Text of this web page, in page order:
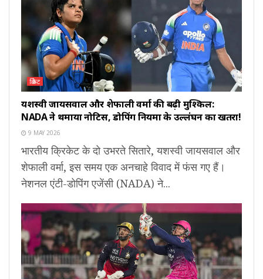
क्रिकेट
यशस्वी जायसवाल और शेफाली वर्मा की बढ़ी मुश्किलें:
NADA ने थमाया नोटिस, डोपिंग नियमों के उल्लंघन का खतरा!
9 MAY 2026
भारतीय क्रिकेट के दो उभरते सितारे, यशस्वी जायसवाल और
शेफाली वर्मा, इस समय एक अनचाहे विवाद में फंस गए हैं।
नेशनल एंटी-डोपिंग एजेंसी (NADA) ने...